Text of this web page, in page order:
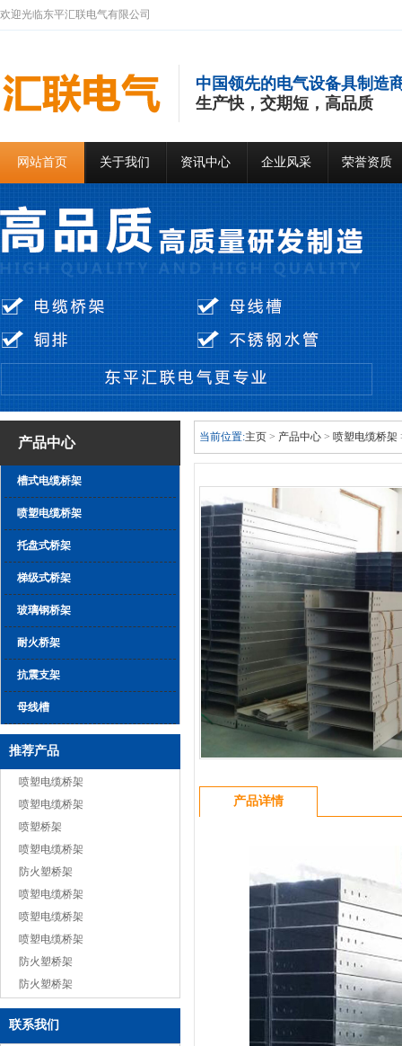
欢迎光临东平汇联电气有限公司
中国领先的电气设备具制造
生产快，交期短，高品质
网站首页 关于我们 资讯中心 企业风采 荣誉资质
产品中心
槽式电缆桥架
喷塑电缆桥架
托盘式桥架
梯级式桥架
玻璃钢桥架
耐火桥架
抗震支架
母线槽
推荐产品
喷塑电缆桥架
喷塑电缆桥架
喷塑桥架
喷塑电缆桥架
防火塑桥架
喷塑电缆桥架
喷塑电缆桥架
喷塑电缆桥架
防火塑桥架
防火塑桥架
联系我们
当前位置:主页 > 产品中心 > 喷塑电缆桥架
产品详情